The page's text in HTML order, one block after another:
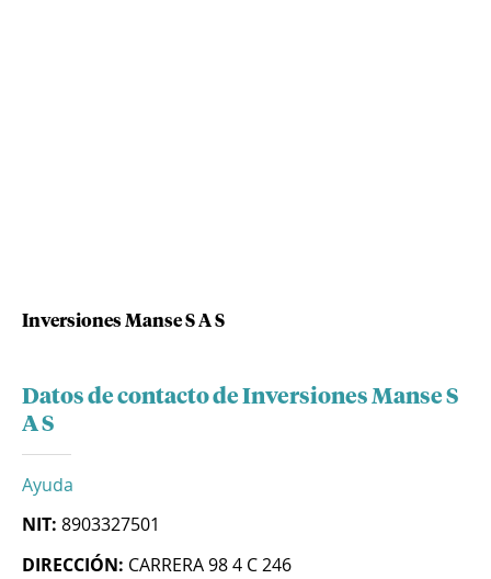
Inversiones Manse S A S
Datos de contacto de Inversiones Manse S
A S
Ayuda
NIT: 8903327501
DIRECCIÓN: CARRERA 98 4 C 246